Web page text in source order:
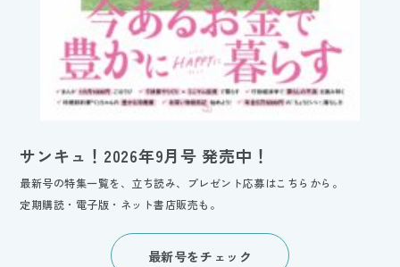
サンキュ！2026年9月号 発売中！
最新号の特集一覧を、立ち読み、プレゼント応募はこちらから。
定期購読・電子版・ネット書店販売も。
最新号をチェック